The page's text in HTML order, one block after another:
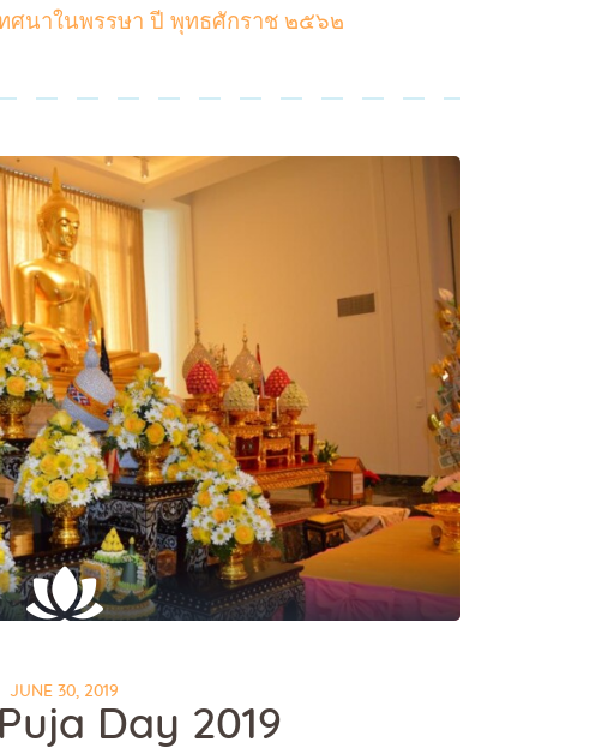
ศนาในพรรษา ปี พุทธศักราช ๒๕๖๒
JUNE 30, 2019
Day 2019